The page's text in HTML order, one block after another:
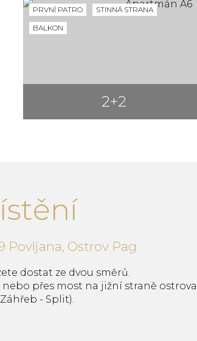
PRVNÍ PATRO
STINNÁ STRANA
BALKON
2+2
Povljana, Ostrov Pag
dostat ze dvou směrů.
přes most na jižní straně
- Split).